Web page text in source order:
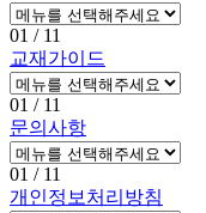
01 / 11
교재가이드
01 / 11
문의사항
01 / 11
개인정보처리방침